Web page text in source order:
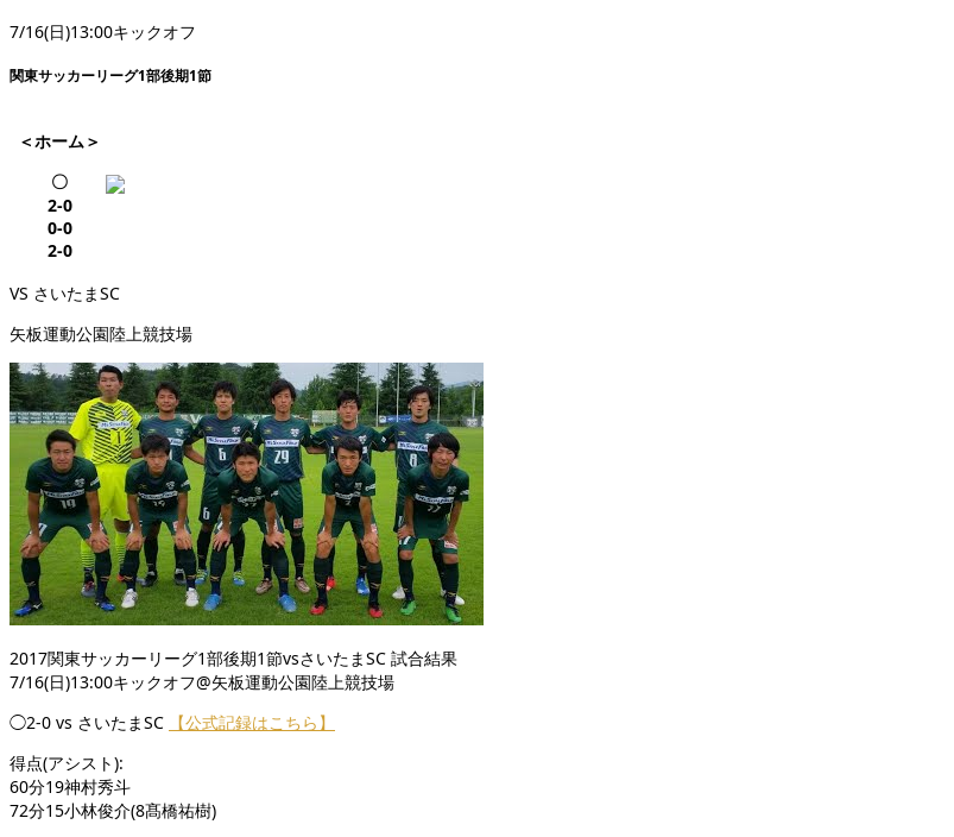
7/16(日)13:00キックオフ
関東サッカーリーグ1部後期1節
＜ホーム＞
〇
2-0
0-0
2-0
VS さいたまSC
矢板運動公園陸上競技場
2017関東サッカーリーグ1部後期1節vsさいたまSC 試合結果
7/16(日)13:00キックオフ@矢板運動公園陸上競技場
◯2-0 vs さいたまSC
【公式記録はこちら】
得点(アシスト):
60分19神村秀斗
72分15小林俊介(8髙橋祐樹)